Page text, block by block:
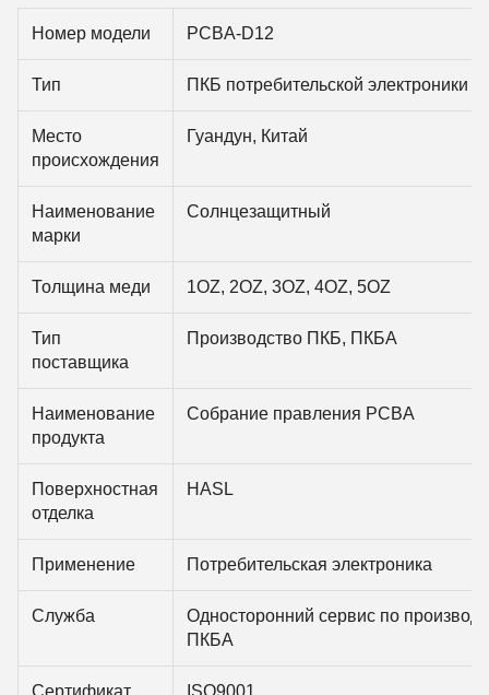
Номер модели PCBA-D12
Тип ПКБ потребительской электроники
Место
происхождения
Гуандун, Китай
Наименование
марки
Солнцезащитный
Толщина меди 1OZ, 2OZ, 3OZ, 4OZ, 5OZ
Тип
поставщика
Производство ПКБ, ПКБА
Наименование
продукта
Собрание правления PCBA
Поверхностная
отделка
HASL
Применение Потребительская электроника
Служба
Односторонний сервис по
ПКБА
Сертификат ISO9001